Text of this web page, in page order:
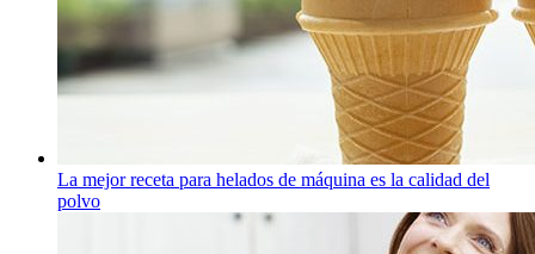
La mejor receta para helados de máquina es la calidad del
polvo